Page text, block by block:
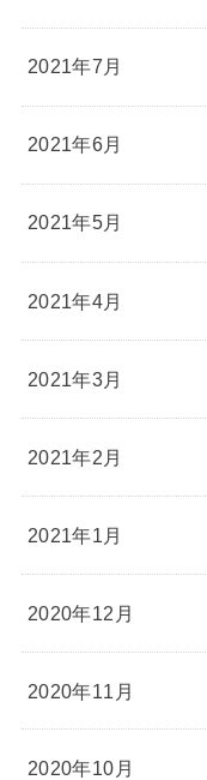
2021年7月
2021年6月
2021年5月
2021年4月
2021年3月
2021年2月
2021年1月
2020年12月
2020年11月
2020年10月